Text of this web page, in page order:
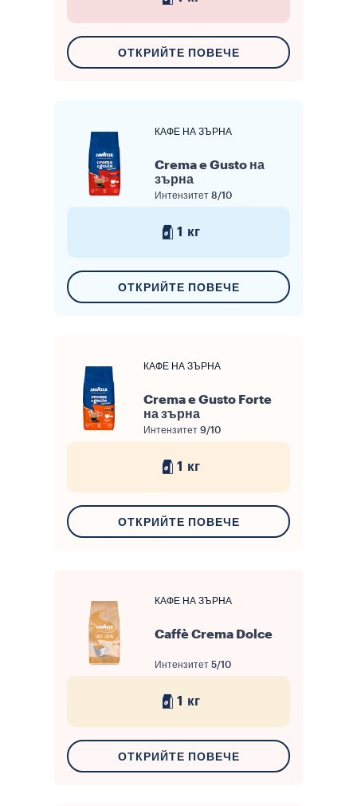
ОТКРИЙТЕ ПОВЕЧЕ
КАФЕ НА ЗЪРНА
Crema e Gusto на
зърна
Интензитет 8/10
1 кг
ОТКРИЙТЕ ПОВЕЧЕ
КАФЕ НА ЗЪРНА
Crema e Gusto Forte
на зърна
Интензитет 9/10
1 кг
ОТКРИЙТЕ ПОВЕЧЕ
КАФЕ НА ЗЪРНА
Caffè Crema Dolce
Интензитет 5/10
1 кг
ОТКРИЙТЕ ПОВЕЧЕ